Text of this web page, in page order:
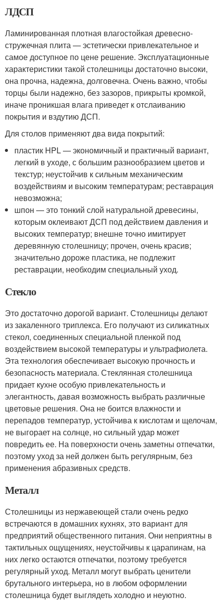
ЛДСП
Ламинированная плотная влагостойкая древесно-
стружечная плита — эстетически привлекательное и
самое доступное по цене решение. Эксплуатационные
характеристики такой столешницы достаточно высоки,
она прочна, надежна, долговечна. Очень важно, чтобы
торцы были надежно, без зазоров, прикрыты кромкой,
иначе проникшая влага приведет к отслаиванию
покрытия и вздутию ДСП.
Для столов применяют два вида покрытий:
пластик HPL — экономичный и практичный вариант,
легкий в уходе, с большим разнообразием цветов и
текстур; неустойчив к сильным механическим
воздействиям и высоким температурам; реставрация
невозможна;
шпон — это тонкий слой натуральной древесины,
которым оклеивают ДСП под действием давления и
высоких температур; внешне точно имитирует
деревянную столешницу; прочен, очень красив;
значительно дороже пластика, не подлежит
реставрации, необходим специальный уход.
Стекло
Это достаточно дорогой вариант. Столешницы делают
из закаленного триплекса. Его получают из силикатных
стекол, соединенных специальной пленкой под
воздействием высокой температуры и ультрафиолета.
Эта технология обеспечивает высокую прочность и
безопасность материала. Стеклянная столешница
придает кухне особую привлекательность и
элегантность, давая возможность выбрать различные
цветовые решения. Она не боится влажности и
перепадов температур, устойчива к кислотам и щелочам,
не выгорает на солнце, но сильный удар может
повредить ее. На поверхности очень заметны отпечатки,
поэтому уход за ней должен быть регулярным, без
применения абразивных средств.
Металл
Столешницы из нержавеющей стали очень редко
встречаются в домашних кухнях, это вариант для
предприятий общественного питания. Они неприятны в
тактильных ощущениях, неустойчивы к царапинам, на
них легко остаются отпечатки, поэтому требуется
регулярный уход. Металл могут выбрать ценители
брутального интерьера, но в любом оформлении
столешница будет выглядеть холодно и неуютно.